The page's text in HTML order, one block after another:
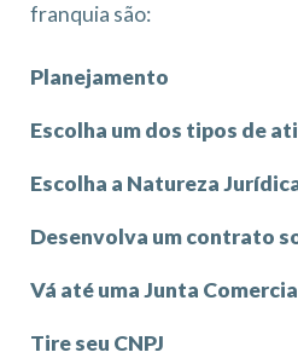
franquia são:
Planejamento
Escolha um dos tipos de
Escolha a Natureza
Desenvolva um contrato
Vá até uma Junta
Tire seu CNPJ